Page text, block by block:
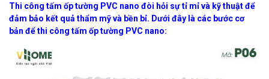
Thi công tấm ốp tường PVC nano đòi hỏi sự tỉ mỉ và kỹ thuật để
đảm bảo kết quả thẩm mỹ và bền bỉ. Dưới đây là các bước cơ
bản để thi công tấm ốp tường PVC nano: